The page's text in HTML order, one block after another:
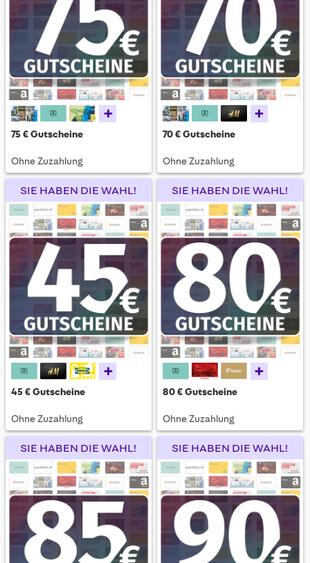
+
75 € Gutscheine
Ohne Zuzahlung
+
70 € Gutscheine
Ohne Zuzahlung
SIE HABEN DIE WAHL!
+
45 € Gutscheine
Ohne Zuzahlung
SIE HABEN DIE WAHL!
+
80 € Gutscheine
Ohne Zuzahlung
SIE HABEN DIE WAHL! SIE HABEN DIE WAHL!